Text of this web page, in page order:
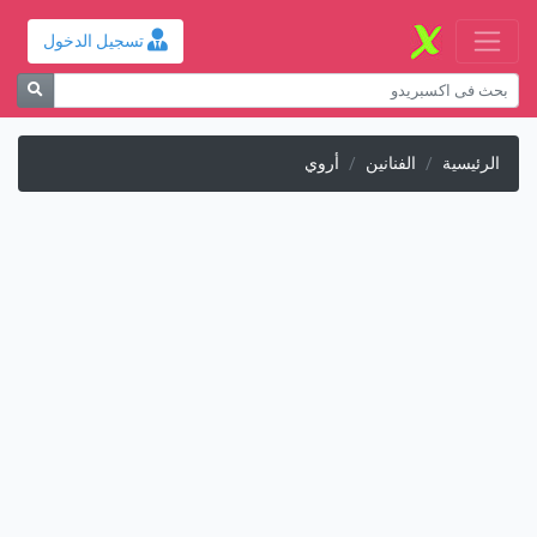
تسجيل الدخول
الرئيسية الفنانين أروي